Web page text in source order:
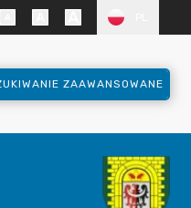
ZAAWANSOWANE